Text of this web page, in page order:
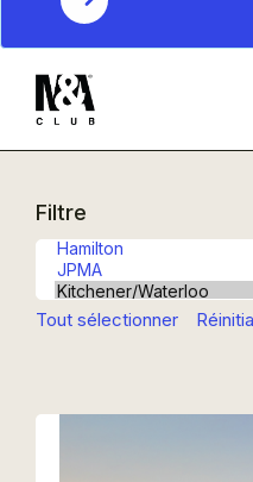
Filtre
Tout sélectionner